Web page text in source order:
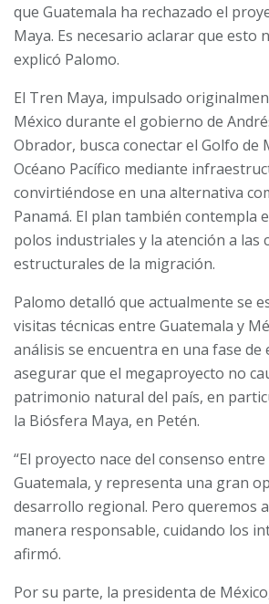
que Guatemala ha rechazado el
Maya. Es necesario aclarar que esto
explicó Palomo.
El Tren Maya, impulsado
México durante el gobierno de
Obrador, busca conectar el Golfo de
Océano Pacífico mediante
convirtiéndose en una alternativa
Panamá. El plan también contempla
polos industriales y la atención a las
estructurales de la migración.
Palomo detalló que actualmente se
visitas técnicas entre Guatemala y
análisis se encuentra en una fase de
asegurar que el megaproyecto no
patrimonio natural del país, en
la Biósfera Maya, en Petén.
“El proyecto nace del consenso
Guatemala, y representa una gran
desarrollo regional. Pero queremos
manera responsable, cuidando los
afirmó.
Por su parte, la presidenta de